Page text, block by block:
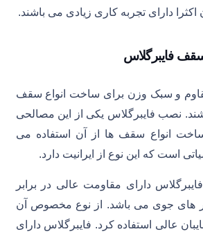
اکثرا دارای تجربه کاری زیادی می باشند.
سقف فایبرگلاس
و سبک وزن برای ساخت انواع سقف
نصب فایبرگلاس یکی از این مصالحی
انواع سقف ها از آن استفاده می
است که این نوع از ایرانیت دارد.
دارای مقاومت عالی در برابر
های جوی می باشد. از نوع مخصوص آن
عالی استفاده کرد. فایبرگلاس دارای